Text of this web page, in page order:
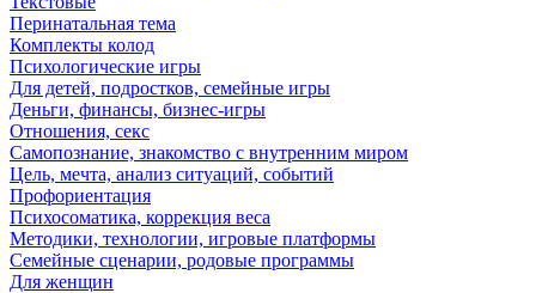
Перинатальная тема
Комплекты колод
Психологические игры
Для детей, подростков, семейные игры
Деньги, финансы, бизнес-игры
Отношения, секс
Самопознание, знакомство с внутренним миром
Цель, мечта, анализ ситуаций, событий
Профориентация
Психосоматика, коррекция веса
Методики, технологии, игровые платформы
Семейные сценарии, родовые программы
Для женщин